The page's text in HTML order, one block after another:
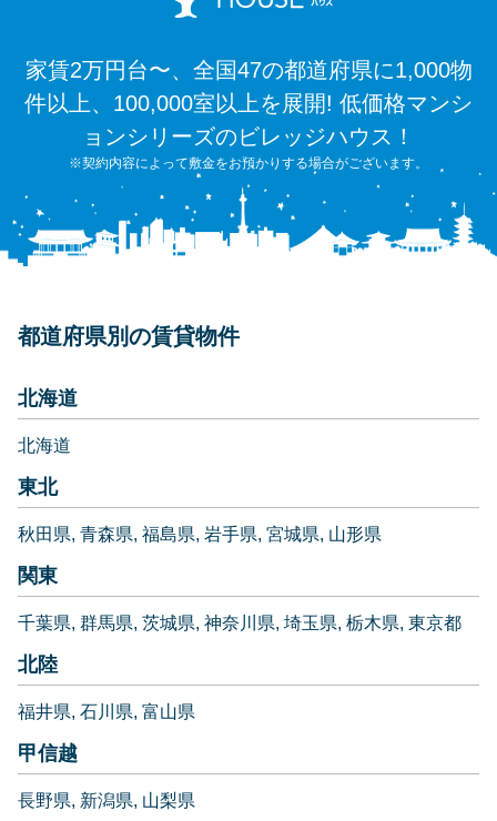
家賃2万円台〜、全国47の都道府県に1,000物
件以上、100,000室以上を展開! 低価格マンシ
ョンシリーズのビレッジハウス！
※契約内容によって敷金をお預かりする場合がございます。
都道府県別の賃貸物件
北海道
北海道
東北
秋田県 青森県 福島県 岩手県 宮城県 山形県
関東
千葉県 群馬県 茨城県 神奈川県 埼玉県 栃木県 東京都
北陸
福井県 石川県 富山県
甲信越
長野県 新潟県 山梨県